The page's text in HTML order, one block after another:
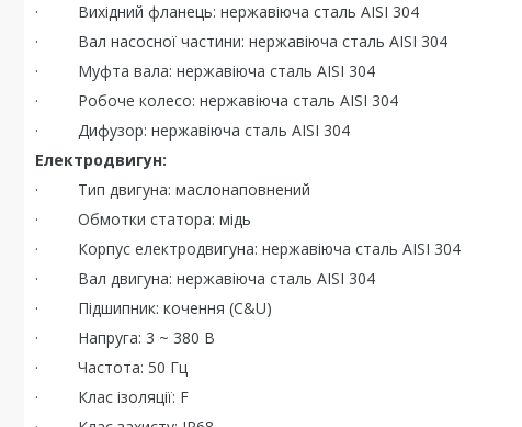
· Вихідний фланець: нержавіюча сталь AISI 304
· Вал насосної частини: нержавіюча сталь AISI 304
· Муфта вала: нержавіюча сталь AISI 304
· Робоче колесо: нержавіюча сталь AISI 304
· Дифузор: нержавіюча сталь AISI 304
Електродвигун:
· Тип двигуна: маслонаповнений
· Обмотки статора: мідь
· Корпус електродвигуна: нержавіюча сталь AISI 304
· Вал двигуна: нержавіюча сталь AISI 304
· Підшипник: кочення (C&U)
· Напруга: 3 ~ 380 В
· Частота: 50 Гц
· Клас ізоляції: F